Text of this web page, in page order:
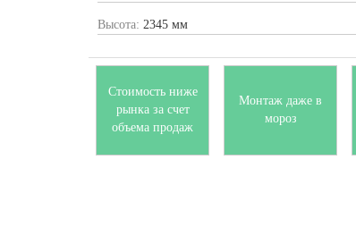
Высота: 2345 мм
Стоимость ниже
рынка за счет
объема продаж
Монтаж даже в
мороз